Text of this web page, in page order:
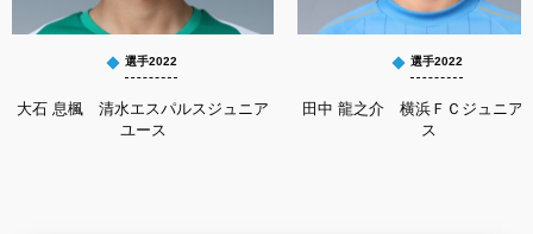
選手2022
大石 息楓 清水エスパルスジュニア
ユース
選手2022
田中 龍之介 横浜ＦＣジュニア
ス